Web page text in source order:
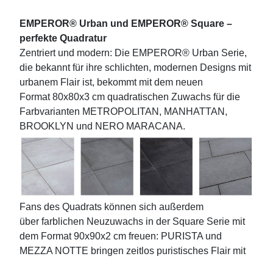
EMPEROR® Urban und EMPEROR® Square –
perfekte Quadratur
Zentriert und modern: Die EMPEROR® Urban Serie,
die bekannt für ihre schlichten, modernen Designs mit
urbanem Flair ist, bekommt mit dem neuen
Format 80x80x3 cm quadratischen Zuwachs für die
Farbvarianten METROPOLITAN, MANHATTAN,
BROOKLYN und NERO MARACANA.
Fans des Quadrats können sich außerdem
über farblichen Neuzuwachs in der Square Serie mit
dem Format 90x90x2 cm freuen: PURISTA und
MEZZA NOTTE bringen zeitlos puristisches Flair mit